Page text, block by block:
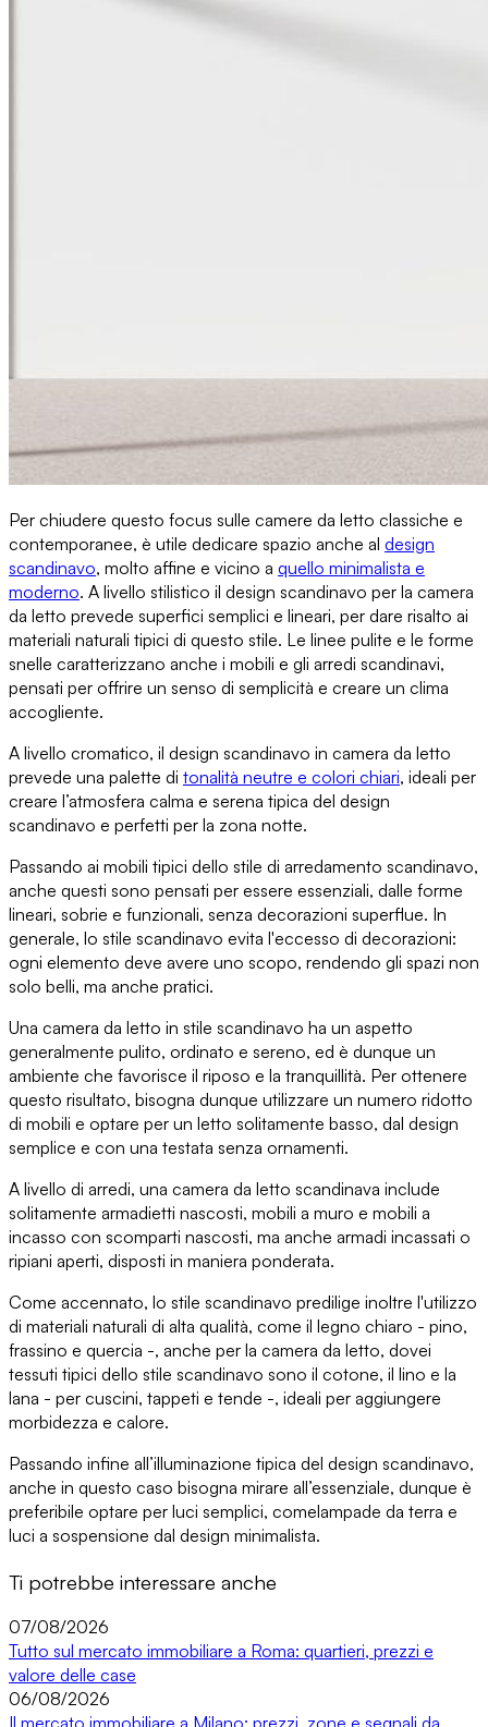
Per chiudere questo focus sulle camere da letto classiche e
contemporanee, è utile dedicare spazio anche al design
scandinavo, molto affine e vicino a quello minimalista e
moderno. A livello stilistico il design scandinavo per la camera
da letto prevede superfici semplici e lineari, per dare risalto ai
materiali naturali tipici di questo stile. Le linee pulite e le forme
snelle caratterizzano anche i mobili e gli arredi scandinavi,
pensati per offrire un senso di semplicità e creare un clima
accogliente.
A livello cromatico, il design scandinavo in camera da letto
prevede una palette di tonalità neutre e colori chiari, ideali per
creare l’atmosfera calma e serena tipica del design
scandinavo e perfetti per la zona notte.
Passando ai mobili tipici dello stile di arredamento scandinavo,
anche questi sono pensati per essere essenziali, dalle forme
lineari, sobrie e funzionali, senza decorazioni superflue. In
generale, lo stile scandinavo evita l'eccesso di decorazioni:
ogni elemento deve avere uno scopo, rendendo gli spazi non
solo belli, ma anche pratici.
Una camera da letto in stile scandinavo ha un aspetto
generalmente pulito, ordinato e sereno, ed è dunque un
ambiente che favorisce il riposo e la tranquillità. Per ottenere
questo risultato, bisogna dunque utilizzare un numero ridotto
di mobili e optare per un letto solitamente basso, dal design
semplice e con una testata senza ornamenti.
A livello di arredi, una camera da letto scandinava include
solitamente armadietti nascosti, mobili a muro e mobili a
incasso con scomparti nascosti, ma anche armadi incassati o
ripiani aperti, disposti in maniera ponderata.
Come accennato, lo stile scandinavo predilige inoltre l'utilizzo
di materiali naturali di alta qualità, come il legno chiaro - pino,
frassino e quercia -, anche per la camera da letto, dovei
tessuti tipici dello stile scandinavo sono il cotone, il lino e la
lana - per cuscini, tappeti e tende -, ideali per aggiungere
morbidezza e calore.
Passando infine all’illuminazione tipica del design scandinavo,
anche in questo caso bisogna mirare all’essenziale, dunque è
preferibile optare per luci semplici, comelampade da terra e
luci a sospensione dal design minimalista.
Ti potrebbe interessare anche
07/08/2026
Tutto sul mercato immobiliare a Roma: quartieri, prezzi e
valore delle case
06/08/2026